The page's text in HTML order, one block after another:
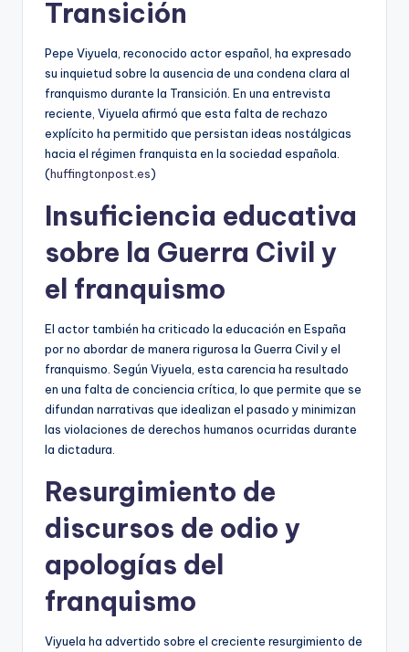
Transición
Pepe Viyuela, reconocido actor español, ha expresado
su inquietud sobre la ausencia de una condena clara al
franquismo durante la Transición. En una entrevista
reciente, Viyuela afirmó que esta falta de rechazo
explícito ha permitido que persistan ideas nostálgicas
hacia el régimen franquista en la sociedad española.
(huffingtonpost.es)
Insuficiencia educativa
sobre la Guerra Civil y
el franquismo
El actor también ha criticado la educación en España
por no abordar de manera rigurosa la Guerra Civil y el
franquismo. Según Viyuela, esta carencia ha resultado
en una falta de conciencia crítica, lo que permite que se
difundan narrativas que idealizan el pasado y minimizan
las violaciones de derechos humanos ocurridas durante
la dictadura.
Resurgimiento de
discursos de odio y
apologías del
franquismo
Viyuela ha advertido sobre el creciente resurgimiento de